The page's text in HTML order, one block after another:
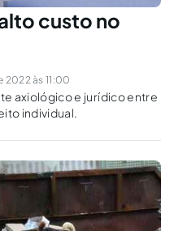
custo no
às 11:00
axiológico e jurídico entre
individual.